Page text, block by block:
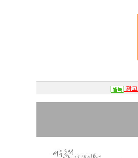
광